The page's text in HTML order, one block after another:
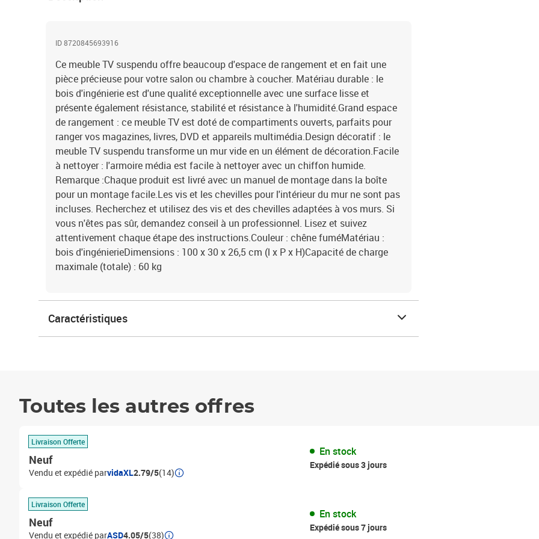
ID 8720845693916
Ce meuble TV suspendu offre beaucoup d'espace de rangement et en fait une
pièce précieuse pour votre salon ou chambre à coucher. Matériau durable : le
bois d'ingénierie est d'une qualité exceptionnelle avec une surface lisse et
présente également résistance, stabilité et résistance à l'humidité.Grand espace
de rangement : ce meuble TV est doté de compartiments ouverts, parfaits pour
ranger vos magazines, livres, DVD et appareils multimédia.Design décoratif : le
meuble TV suspendu transforme un mur vide en un élément de décoration.Facile
à nettoyer : l'armoire média est facile à nettoyer avec un chiffon humide.
Remarque :Chaque produit est livré avec un manuel de montage dans la boîte
pour un montage facile.Les vis et les chevilles pour l'intérieur du mur ne sont pas
incluses. Recherchez et utilisez des vis et des chevilles adaptées à vos murs. Si
vous n'êtes pas sûr, demandez conseil à un professionnel. Lisez et suivez
attentivement chaque étape des instructions.Couleur : chêne fuméMatériau :
bois d'ingénierieDimensions : 100 x 30 x 26,5 cm (l x P x H)Capacité de charge
maximale (totale) : 60 kg
Caractéristiques
Toutes les autres offres
Livraison Offerte
Neuf
Vendu et expédié parvidaXL2.79/5(14)
En stock
Expédié sous 3 jours
Livraison Offerte
Neuf
Vendu et expédié parASD4.05/5(38)
En stock
Expédié sous 7 jours